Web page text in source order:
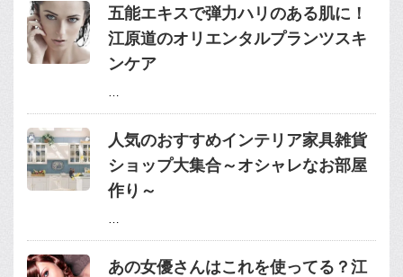
五能エキスで弾力ハリのある肌に！
江原道のオリエンタルプランツスキ
ンケア
…
人気のおすすめインテリア家具雑貨
ショップ大集合～オシャレなお部屋
作り～
…
あの女優さんはこれを使ってる？江